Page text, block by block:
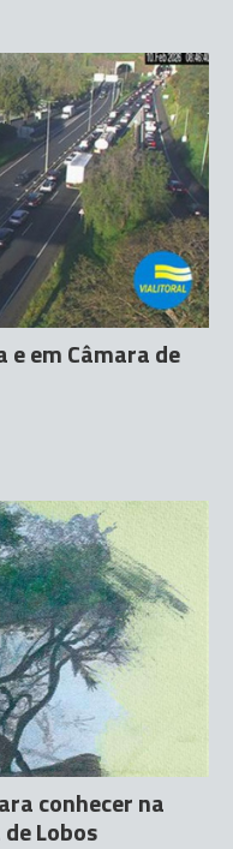
em Câmara de
conhecer na
Lobos